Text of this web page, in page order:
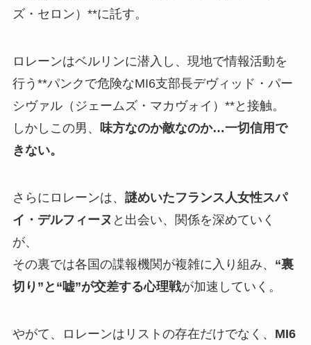
ズ・セロン）**に託す。
ロレーンはベルリンに潜入し、現地で情報活動を
行う**パンクで危険なMI6支部長デヴィッド・パー
シヴァル（ジェームズ・マカヴォイ）**と接触。
しかしこの男、 味方なのか敵なのか…一切信用で
きない。
さらにロレーンは、 謎めいたフランス人女性スパ
イ・デルフィーヌ と出会い、関係を深めていく
が、
その裏では各国の諜報機関が複雑に入り組み、 “裏
切り”と“嘘”が交差する心理戦が加速していく。
やがて、ロレーンはリストの存在だけでなく、 MI6